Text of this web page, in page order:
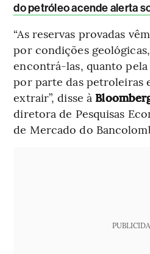
do petróleo acende alerta
“As reservas provadas
por condições
encontrá-las, quanto
por parte das petroleiras
extrair”, disse à
diretora de Pesquisas
de Mercado do